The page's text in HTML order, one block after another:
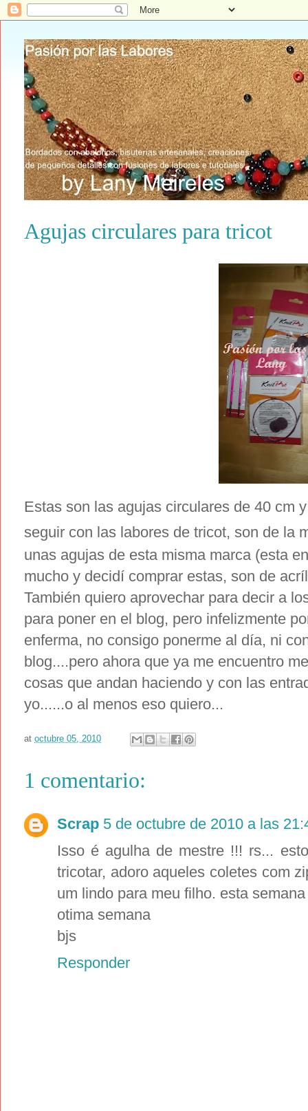
Agujas circulares para tricot
Estas son las agujas circulares de 40 cm
seguir con las labores de tricot, son de la
unas agujas de esta misma marca (esta
mucho y decidí comprar estas, son de
También quiero aprovechar para decir a
para poner en el blog, pero infelizmente
enferma, no consigo ponerme al día, ni
blog....pero ahora que ya me encuentro
cosas que andan haciendo y con las
yo......o al menos eso quiero...
at octubre 05, 2010
1 comentario:
Scrap 5 de octubre de 2010 a las
Isso é agulha de mestre !!! rs...
tricotar, adoro aqueles coletes com
um lindo para meu filho. esta
otima semana
bjs
Responder